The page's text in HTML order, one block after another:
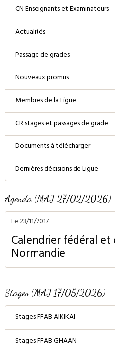
CN Enseignants et Examinateurs
Actualités
Passage de grades
Nouveaux promus
Membres de la Ligue
CR stages et passages de grade
Documents à télécharger
Dernières décisions de Ligue
Agenda (MAJ 27/02/2026)
Le 23/11/2017
Calendrier fédéral et
Normandie
Stages (MAJ 17/05/2026)
Stages FFAB AIKIKAI
Stages FFAB GHAAN